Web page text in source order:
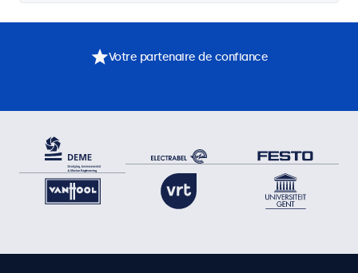
Votre partenaire de confiance